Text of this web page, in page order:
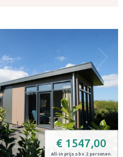
€ 1547,00
All-in prijs o.b.v. 2 personen.